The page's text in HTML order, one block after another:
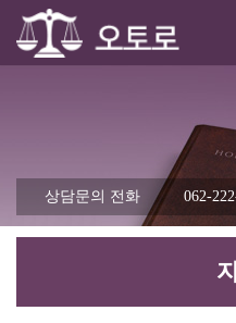
상담문의 전화 062-